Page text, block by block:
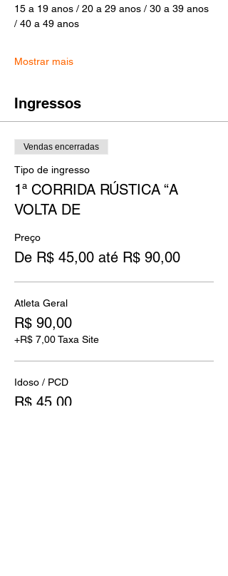
15 a 19 anos / 20 a 29 anos / 30 a 39 anos
/ 40 a 49 anos
Mostrar mais
Ingressos
Vendas encerradas
Tipo de ingresso
1ª CORRIDA RÚSTICA “A
VOLTA DE
Preço
De R$ 45,00 até R$ 90,00
Atleta Geral
R$ 90,00
+R$ 7,00 Taxa Site
Idoso / PCD
R$ 45,00